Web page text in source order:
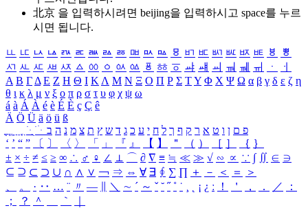
北京 을 입력하시려면 beijing을 입력하시고 space를 누르
시면 됩니다.
ㅥ ㅦ ㅧ ㅨ ㅩ ㅪ ㅫ ㅬ ㅭ ㅮ ㅯ ㅰ ㅱ ㅲ ㅳ ㅴ ㅵ ㅶ ㅷ ㅸ
ㅹ
ㅺ ㅻ ㅼ ㅽ ㅾ ㅿ ㆀ ㆁ ㆂ ㆃ ㆄ ㆅ ㆆ ㆇ ㆈ ㆉ ㆊ ㆋ ㆌ ㆍ
ㆎ
Α Β ΓΔ Ε Ζ Η Θ Ι ΚΛ Μ Ν Ξ Ο Π Ρ Σ ΤΥ Φ Χ Ψ Ω α β γ δ ε ζ η
θ ι κ λ μ ν ξ ο π ρ σ τ υ φ χ ψ ω
á à Á À é è É È ç Ç ê
Ä Ö Ü ä ö ü ß
ִֶֹ ֻּ ׁׂ פ ם ן ו ט א ר ק ף ך ל ח י ע כ ג ד ש ץ ת צ מ נ ה ב
‘ ’ “ ” 〔 〕 〈 〉 「 」 『 』 【 】 ＂ （ ） ［ ］ ｛ ｝
± × ÷ ≠ ≤ ≥ ∞ ∴ ♂ ♀ ∠ ⊥ ⌒ ∂ ∇ ≡ ≒ ≪ ≫ √ ∽ ∝ ∵ ∫ ∬ ∈ ∋
⊆ ⊇ ⊂ ⊃ ∪ ∩ ∧ ∨ ￢ ⇒ ⇔ ∀ ∃ ∮ ∑ ∏ ＋ － ＜ ＝
＞
、
。 · ‥ … ¨ 〃 ― ＼ ∼ ´ ～ ˇ ˘ ˝ ˚ ˙ ¸ ¡ ¿ ː ！ ＇ ， ． ／
：
；
？ ＾ ｀